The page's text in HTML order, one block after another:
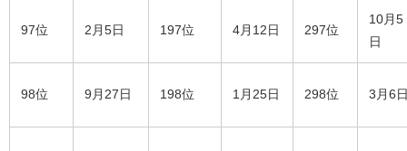
97位 2月5日 197位 4月12日 297位
10月5
日
98位 9月27日 198位 1月25日 298位 3月6